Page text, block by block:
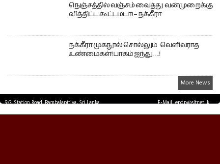
நெஞ்சத்தில் வஞ்சம் வைத்து வன்முறைக்கு
வித்திட்ட கூட்டமடா! – நக்கீரா
நக்கீரா முகநூல் சொல்லும் வெளிவராத
உண்மைகள்! பாகம் ஐந்து ….!
More News
9/3, Station Road, Bambalapitiya, Sri Lanka.
E-Mail: epdp@sltnet.lk